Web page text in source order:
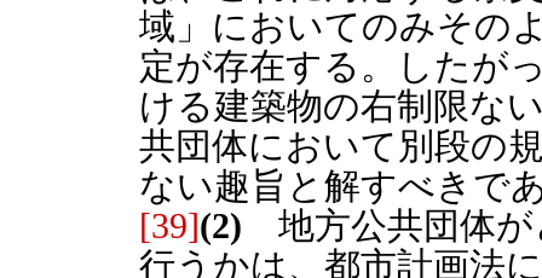
域」においてのみその
定が存在する。したが
ける建築物の右制限な
共団体において別段の
ない趣旨と解すべきで
[39](2) 地方公共団体が
行うかは、都市計画法